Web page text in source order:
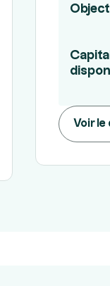
Capital
Voir le